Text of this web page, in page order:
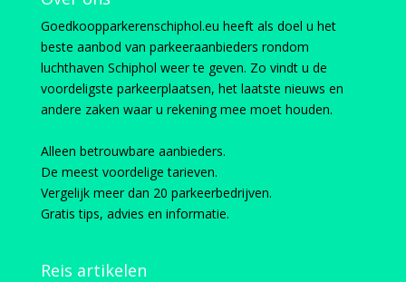
Goedkoopparkerenschiphol.eu heeft als doel u het
beste aanbod van parkeeraanbieders rondom
luchthaven Schiphol weer te geven. Zo vindt u de
voordeligste parkeerplaatsen, het laatste nieuws en
andere zaken waar u rekening mee moet houden.
Alleen betrouwbare aanbieders.
De meest voordelige tarieven.
Vergelijk meer dan 20 parkeerbedrijven.
Gratis tips, advies en informatie.
Reis artikelen